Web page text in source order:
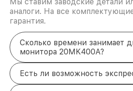
аналоги. На все
гарантия.
Сколько времени занимает
монитора 20MK400A?
Есть ли возможность